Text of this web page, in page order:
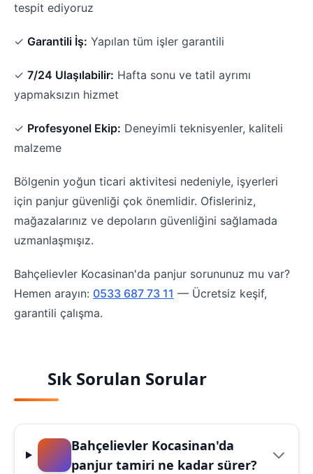
tespit ediyoruz
✓ Garantili İş: Yapılan tüm işler garantili
✓ 7/24 Ulaşılabilir: Hafta sonu ve tatil ayrımı
yapmaksızın hizmet
✓ Profesyonel Ekip: Deneyimli teknisyenler, kaliteli
malzeme
Bölgenin yoğun ticari aktivitesi nedeniyle, işyerleri
için panjur güvenliği çok önemlidir. Ofisleriniz,
mağazalarınız ve depoların güvenliğini sağlamada
uzmanlaşmışız.
Bahçelievler Kocasinan'da panjur sorununuz mu var?
Hemen arayın: 0533 687 73 11 — Ücretsiz keşif,
garantili çalışma.
Sık Sorulan Sorular
Bahçelievler Kocasinan'da
panjur tamiri ne kadar sürer?